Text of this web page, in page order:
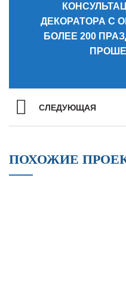
ДЕКОРАТОРА С
БОЛЕЕ 200
СЛЕДУЮЩАЯ
ПОХОЖИЕ